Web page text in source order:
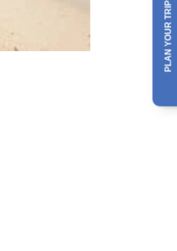
PLAN YOUR TRIP